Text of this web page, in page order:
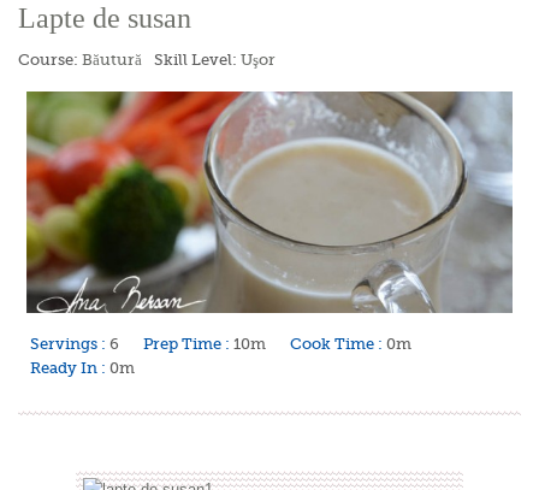
Lapte de susan
Course:Băutură Skill Level:Uşor
Servings : 6 Prep Time : 10m Cook Time : 0m
Ready In : 0m